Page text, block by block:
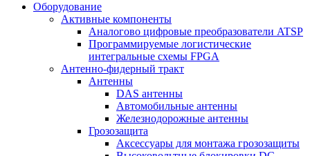
Оборудование
Активные компоненты
Аналогово цифровые преобразователи ATSP
Программируемые логистические
интегральные схемы FPGA
Антенно-фидерный тракт
Антенны
DAS антенны
Автомобильные антенны
Железнодорожные антенны
Грозозащита
Аксессуары для монтажа грозозащиты